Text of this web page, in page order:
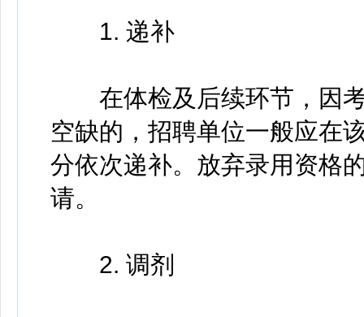
1. 递补
在体检及后续环节，因考
空缺的，招聘单位一般应在
分依次递补。放弃录用资格
请。
2. 调剂